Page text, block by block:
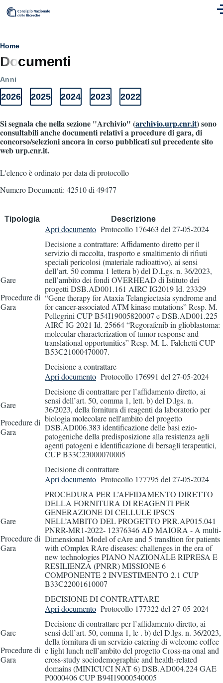
Skip to main content
Breadcrumb
Home
Documenti
Anni
Anni
Documenti
Elenco
2026
2026
Elenco
2025
2025
Elenco
2024
2024
Elenco
2023
2023
Elenco
2022
2022
Si segnala che nella sezione "Archivio" (archivio.urp.cnr.it) sono
consultabili anche documenti relativi a procedure di gara, di
concorso/selezioni ancora in corso pubblicati sul precedente sito
web urp.cnr.it.
L'elenco è ordinato per data di protocollo
Numero Documenti: 42510 di 49477
Tipologia Descrizione
Gare
Procedure di
Gara
Apri documento Protocollo 176463 del 27-05-2024
Decisione a contrattare: Affidamento diretto per il
servizio di raccolta, trasporto e smaltimento di rifiuti
speciali pericolosi (materiale radioattivo), ai sensi
dell’art. 50 comma 1 lettera b) del D.Lgs. n. 36/2023,
nell’ambito dei fondi OVERHEAD di Istituto dei
progetti DSB.AD001.161 AIRC IG2019 Id. 23329
“Gene therapy for Ataxia Telangiectasia syndrome and
for cancer-associated ATM kinase mutations” Resp. M.
Pellegrini CUP B54I19005820007 e DSB.AD001.225
AIRC IG 2021 Id. 25664 “Regorafenib in glioblastoma:
molecular characterization of tumor response and
translational opportunities” Resp. M. L. Falchetti CUP
B53C21000470007.
Decisione a contrattare
Gare
Procedure di
Gara
Apri documento Protocollo 176991 del 27-05-2024
Decisione di contrattare per l’affidamento diretto, ai
sensi dell’art. 50, comma 1, lett. b) del D.lgs. n.
36/2023, della fornitura di reagenti da laboratorio per
biologia molecolare nell'ambito del progetto
DSB.AD006.383 identificazione delle basi ezio-
patogeniche della predisposizione alla resistenza agli
agenti patogeni e identificazione di bersagli terapeutici,
CUP B33C23000070005
Decisione di contrattare
Gare
Procedure di
Gara
Apri documento Protocollo 177795 del 27-05-2024
PROCEDURA PER L’AFFIDAMENTO DIRETTO
DELLA FORNITURA DI REAGENTI PER
GENERAZIONE DI CELLULE IPSCS
NELL’AMBITO DEL PROGETTO PRR.AP015.041
PNRR-MR1-2022- 12376346 AD MAIORA - A multi-
Dimensional Model of cAre and 5 transItion for patients
with cOmplex RAre diseases: challenges in the era of
new technologies PIANO NAZIONALE RIPRESA E
RESILIENZA (PNRR) MISSIONE 6
COMPONENTE 2 INVESTIMENTO 2.1 CUP
B33C22001610007
DECISIONE DI CONTRATTARE
Gare
Procedure di
Gara
Apri documento Protocollo 177322del 27-05-2024
Decisione di contrattare per l’affidamento diretto, ai
sensi dell’art. 50, comma 1, le . b) del D.lgs. n. 36/2023,
della fornitura di un servizio catering di welcome coffee
e light lunch nell’ambito del progetto Cross-na onal and
cross-study sociodemographic and health-related
domains (MINICUCI NAT 6) DSB.AD004.224 GAE
P0000406 CUP B94I19000540005